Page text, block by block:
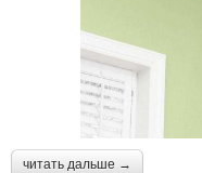
читать дальше →